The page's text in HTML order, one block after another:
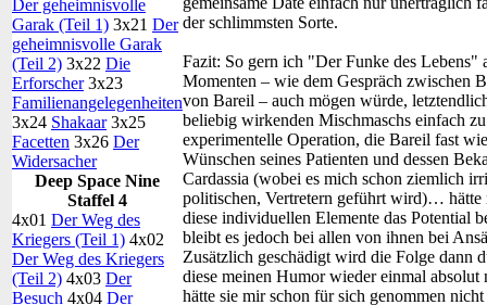
Der geheimnisvolle
Garak (Teil 1) 3x21 Der
geheimnisvolle Garak
(Teil 2) 3x22 Die
Erforscher3x23
Familienangelegenheiten
3x24 Shakaar3x25
Facetten 3x26 Der
Widersacher
Deep Space Nine
Staffel 4
4x01 Der Weg des
Kriegers (Teil 1) 4x02
Der Weg des Kriegers
(Teil 2) 4x03 Der
Besuch 4x04 Der
der schlimmsten Sorte.
Fazit: So gern ich "Der Funke des Lebens"
Momenten – wie dem Gespräch zwischen
von Bareil – auch mögen würde,
beliebig wirkenden Mischmaschs einfach
experimentelle Operation, die Bareil fast
Wünschen seines Patienten und dessen
Cardassia (wobei es mich schon ziemlich
politischen, Vertretern geführt wird)… hätte
diese individuellen Elemente das Potential
bleibt es jedoch bei allen von ihnen bei
Zusätzlich geschädigt wird die Folge dann
diese meinen Humor wieder einmal
hätte sie mir schon für sich genommen